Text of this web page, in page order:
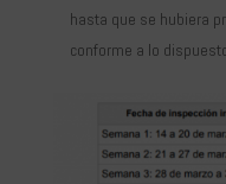
hasta que se hubiera
conforme a lo